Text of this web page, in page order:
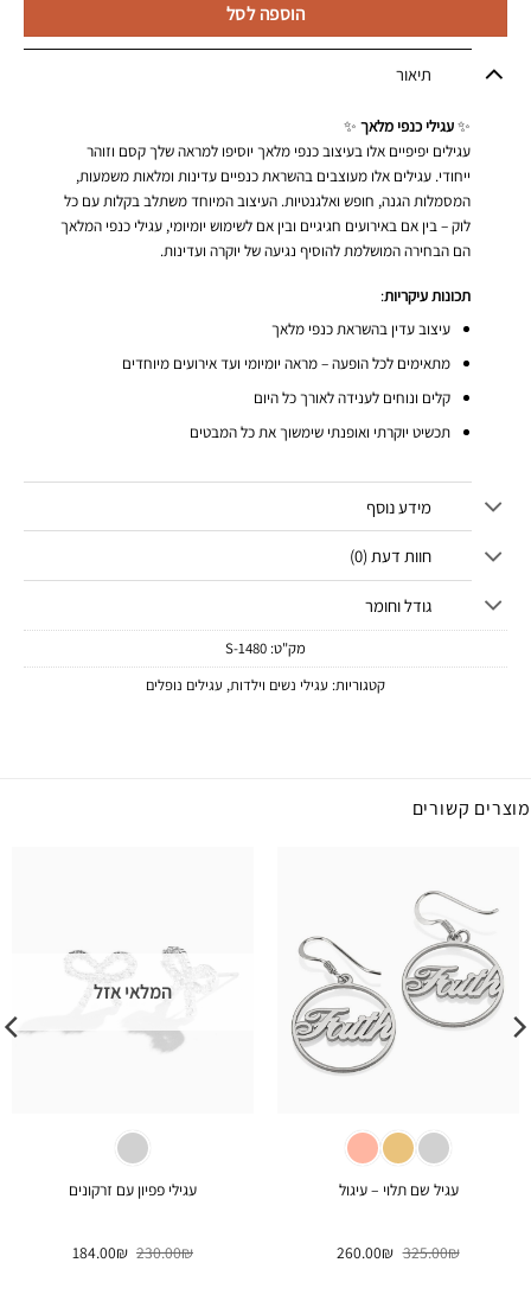
הוספה לסל
תיאור
✨עגילי כנפי מלאך✨
עגילים יפיפיים אלו בעיצוב כנפי מלאך יוסיפו למראה שלך קסם וזוהר
ייחודי. עגילים אלו מעוצבים בהשראת כנפיים עדינות ומלאות משמעות,
המסמלות הגנה, חופש ואלגנטיות. העיצוב המיוחד משתלב בקלות עם כל
לוק – בין אם באירועים חגיגיים ובין אם לשימוש יומיומי, עגילי כנפי המלאך
הם הבחירה המושלמת להוסיף נגיעה של יוקרה ועדינות.
תכונות עיקריות:
עיצוב עדין בהשראת כנפי מלאך
מתאימים לכל הופעה – מראה יומיומי ועד אירועים מיוחדים
קלים ונוחים לענידה לאורך כל היום
תכשיט יוקרתי ואופנתי שימשוך את כל המבטים
מידע נוסף
חוות דעת (0)
גודל וחומר
מק"ט: 1480-S
קטגוריות: עגילי נשים וילדות, עגילים נופלים
מוצרים קשורים
עגיל שם תלוי – עיגול
325.00₪ המחיר
260.00₪ המחיר
המלאי אזל
עגילי פפיון עם זרקונים
230.00₪ המחיר
184.00₪